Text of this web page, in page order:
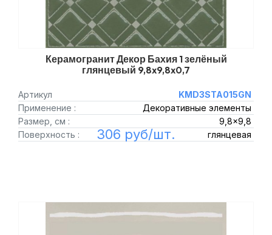
Керамогранит Декор Бахия 1 зелёный
глянцевый 9,8x9,8x0,7
Артикул
KMD3STA015GN
Применение :
Декоративные элементы
Размер, см :
9,8x9,8
Поверхность :
глянцевая
306 руб/шт.